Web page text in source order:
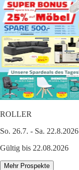
ROLLER
So. 26.7. - Sa. 22.8.2026
Gültig bis 22.08.2026
Mehr Prospekte